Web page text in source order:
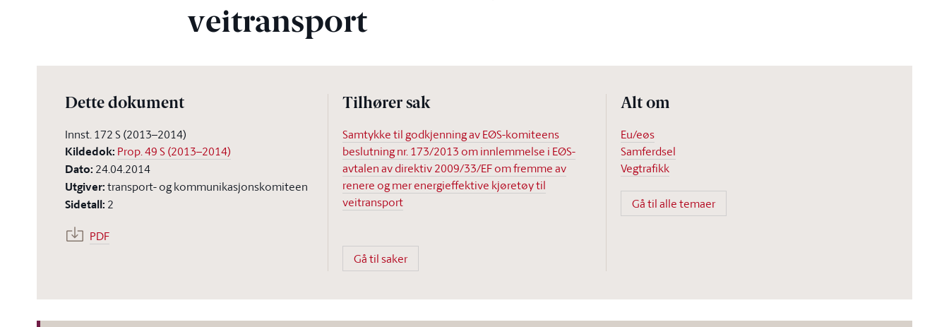
veitransport
Dette dokument
Innst. 172 S (2013–2014)
Kildedok: Prop. 49 S (2013–2014)
Dato: 24.04.2014
Utgiver:transport- og kommunikasjonskomiteen
Sidetall: 2
PDF
Tilhører sak
Samtykke til godkjenning av EØS-komiteens
beslutning nr. 173/2013 om innlemmelse i EØS-
avtalen av direktiv 2009/33/EF om fremme av
renere og mer energieffektive kjøretøy til
veitransport
Gå til saker
Alt om
Eu/eøs
Samferdsel
Vegtrafikk
Gå til alle temaer